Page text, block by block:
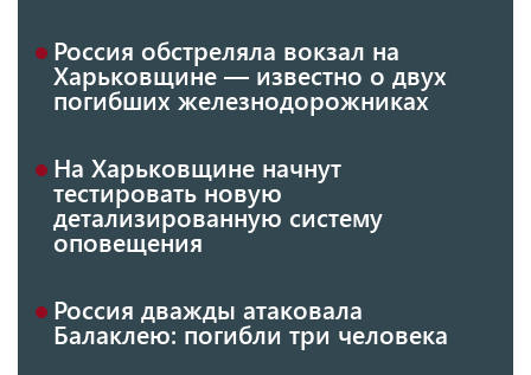
Россия обстреляла вокзал на
Харьковщине — известно о двух
погибших железнодорожниках
На Харьковщине начнут
тестировать новую
детализированную систему
оповещения
Россия дважды атаковала
Балаклею: погибли три человека